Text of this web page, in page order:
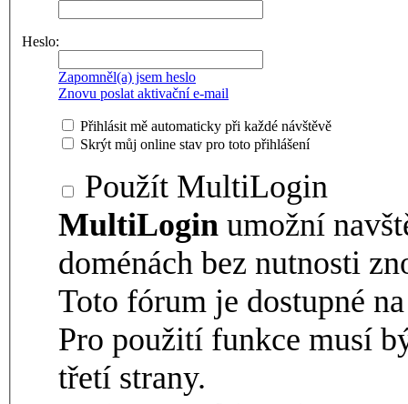
Heslo:
Zapomněl(a) jsem heslo
Znovu poslat aktivační e-mail
Přihlásit mě automaticky při každé návštěvě
Skrýt můj online stav pro toto přihlášení
Použít MultiLogin
MultiLogin umožní
doménách bez nutnosti
Toto fórum je dostupné
Pro použití funkce musí
třetí strany.